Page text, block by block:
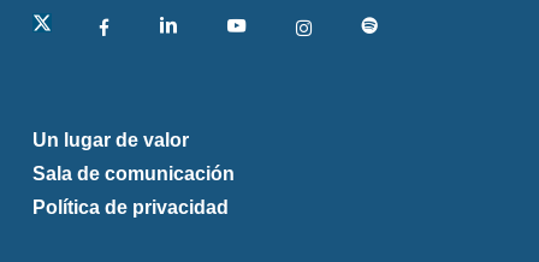
linkedin
Un lugar de valor
Sala de comunicación
Política de privacidad